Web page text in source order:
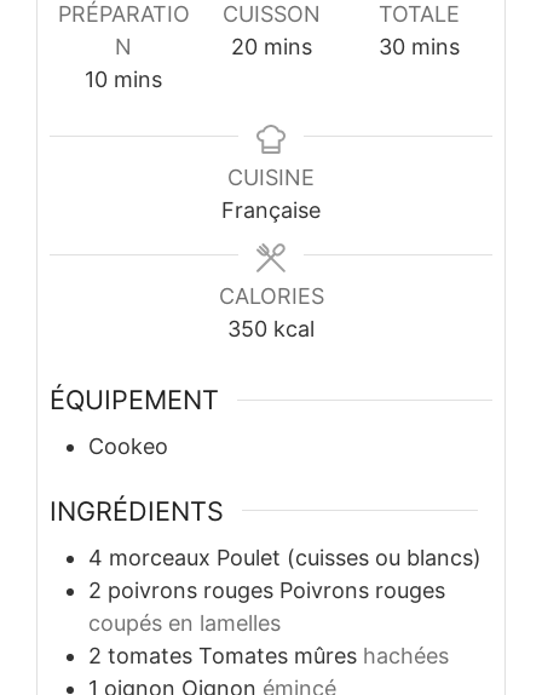
PRÉPARATIO
N
10minutes
mins
CUISSON
20minutes
mins
TOTALE
30minutes
mins
CUISINE
Française
CALORIES
350 kcal
ÉQUIPEMENT
Cookeo
INGRÉDIENTS
4 morceaux Poulet (cuisses ou blancs)
2 poivrons rouges Poivrons rouges
coupés en lamelles
2 tomates Tomates mûres hachées
1 oignon Oignon émincé